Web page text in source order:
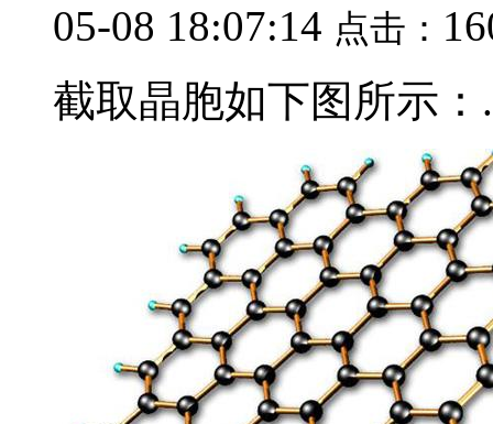
05-08 18:07:14 点击：
截取晶胞如下图所示：